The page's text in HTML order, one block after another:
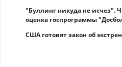
"Буллинг никуда не исчез".
оценка госпрограммы
США готовят закон об